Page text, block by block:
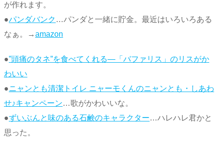
が作れます。
●パンダバンク …パンダと一緒に貯金。最近はいろいろある
なぁ。→amazon
●”頭痛のタネ”を食べてくれる―「バファリス」のリスがか
わいい
●ニャンとも清潔トイレ ニャーモくんのニャンとも・しあわ
せ♪キャンペーン…歌がかわいいな。
●ずいぶんと味のある石鹸のキャラクター…ハレハレ君かと
思った。